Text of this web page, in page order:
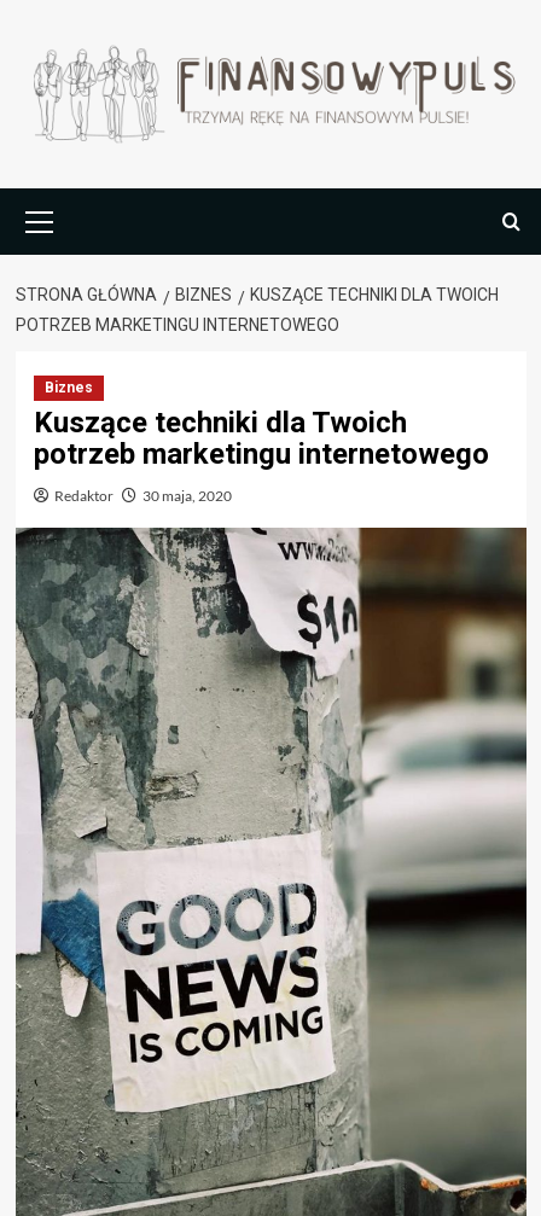
treści
główne
STRONA GŁÓWNA BIZNES
KUSZĄCE TECHNIKI DLA TWOICH
POTRZEB MARKETINGU INTERNETOWEGO
Biznes
Kuszące techniki dla Twoich
potrzeb marketingu internetowego
Redaktor 30 maja, 2020